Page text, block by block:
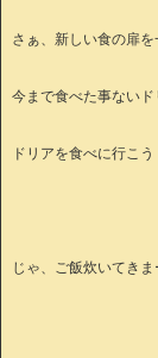
さぁ、新しい食の扉を
今まで食べた事ないド
ドリアを食べに行こう
じゃ、ご飯炊いてきま